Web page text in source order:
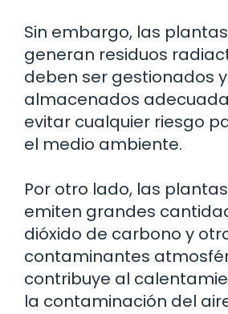
Sin embargo, las
generan residuos
deben ser gestionados y
almacenados
evitar cualquier riesgo
el medio ambiente.
Por otro lado, las
emiten grandes
dióxido de carbono y
contaminantes
contribuye al
la contaminación del